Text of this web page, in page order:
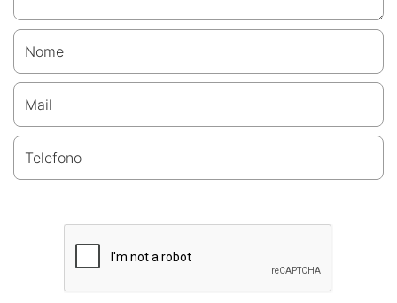
Nome
Mail
Telefono